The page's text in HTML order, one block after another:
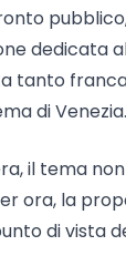
dedicata
tanto franca
di Venezia.
il tema
ora, la
di vista